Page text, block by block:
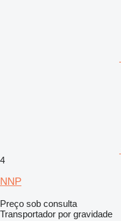
4
NNP
Preço sob consulta
Transportador por gravidade